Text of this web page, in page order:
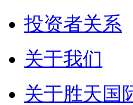
投资者关系
关于我们
关于胜天国